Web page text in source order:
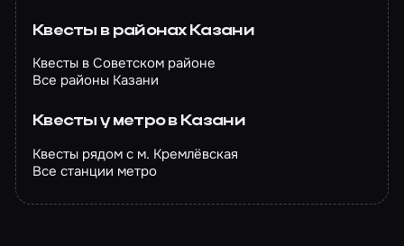
Квесты в районах Казани
Квесты в Советском районе
Все районы Казани
Квесты у метро в Казани
Квесты рядом с м. Кремлёвская
Все станции метро